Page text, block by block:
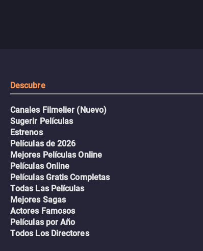
Descubre
Canales Filmelier (Nuevo)
Sugerir Películas
Estrenos
Películas de 2026
Mejores Películas Online
Películas Online
Películas Gratis Completas
Todas Las Películas
Mejores Sagas
Actores Famosos
Películas por Año
Todos Los Directores